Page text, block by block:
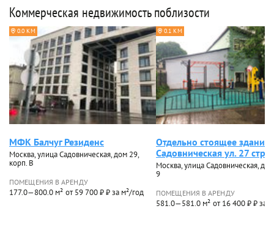
Коммерческая недвижимость поблизости
0.0 КМ
МФК Балчуг Резиденс
Москва, улица Садовническая, дом 29,
корп. В
ПОМЕЩЕНИЯ В АРЕНДУ
177.0—800.0 м² от 59 700 ₽ ₽ за м²/год
0.1 КМ
Отдельно стоящее здание
Садовническая ул. 27 стр.
Москва, улица Садовническая, дом
9
ПОМЕЩЕНИЯ В АРЕНДУ
581.0—581.0 м² от 16 400 ₽ ₽ за